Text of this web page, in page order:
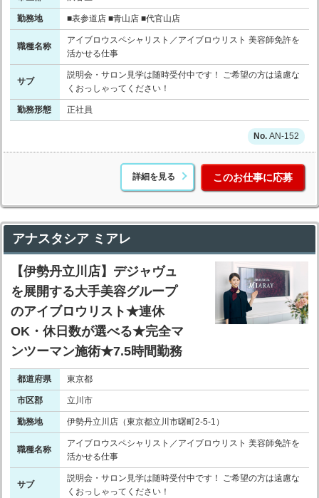
勤務地 ■表参道店 ■青山店 ■代官山店
職種名称
アイブロウスペシャリスト／アイブロウリスト 美容師免許を
活かせる仕事
サブ
説明会・サロン見学は随時受付中です！ ご希望の方は遠慮な
くおっしゃってください！
勤務形態 正社員
AN-152
詳細を見る このお仕事に応募
アナスタシア ミアレ
【伊勢丹立川店】デジャヴュ
を展開する大手美容グループ
のアイブロウリスト★連休
OK・休日数が選べる★完全マ
ンツーマン施術★7.5時間勤務
都道府県 東京都
市区郡 立川市
勤務地 伊勢丹立川店（東京都立川市曙町2-5-1）
職種名称
アイブロウスペシャリスト／アイブロウリスト 美容師免許を
活かせる仕事
サブ
説明会・サロン見学は随時受付中です！ ご希望の方は遠慮な
くおっしゃってください！